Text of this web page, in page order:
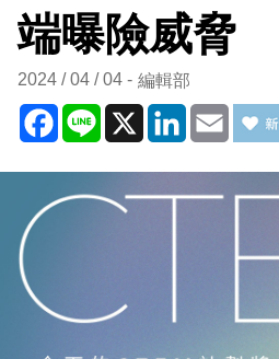
端曝險威脅
2024 / 04 / 04 編輯部
Facebook
Line X LinkedIn
Email